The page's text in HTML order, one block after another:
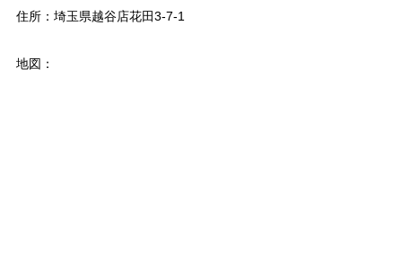
住所：埼玉県越谷店花田3-7-1
地図：